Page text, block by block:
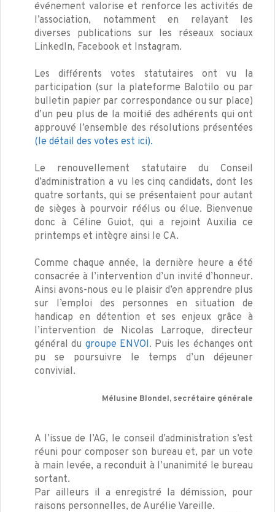
événement valorise et renforce les activités de
l’association, notamment en relayant les
diverses publications sur les réseaux sociaux
LinkedIn, Facebook et Instagram.
Les différents votes statutaires ont vu la
participation (sur la plateforme Balotilo ou par
bulletin papier par correspondance ou sur place)
d’un peu plus de la moitié des adhérents qui ont
approuvé l’ensemble des résolutions présentées
(le détail des votes est ici).
Le renouvellement statutaire du Conseil
d’administration a vu les cinq candidats, dont les
quatre sortants, qui se présentaient pour autant
de sièges à pourvoir réélus ou élue. Bienvenue
donc à Céline Guiot, qui a rejoint Auxilia ce
printemps et intègre ainsi le CA.
Comme chaque année, la dernière heure a été
consacrée à l’intervention d’un invité d’honneur.
Ainsi avons-nous eu le plaisir d’en apprendre plus
sur l’emploi des personnes en situation de
handicap en détention et ses enjeux grâce à
l’intervention de Nicolas Larroque, directeur
général du groupe ENVOI. Puis les échanges ont
pu se poursuivre le temps d’un déjeuner
convivial.
Mélusine Blondel, secrétaire générale
A l’issue de l’AG, le conseil d’administration s’est
réuni pour composer son bureau et, par un vote
à main levée, a reconduit à l’unanimité le bureau
sortant.
Par ailleurs il a enregistré la démission, pour
raisons personnelles, de Aurélie Vareille.